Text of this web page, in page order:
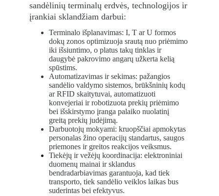
sandėlinių terminalų erdvės, technologijos ir
įrankiai sklandžiam darbui:
Terminalo išplanavimas: I, T ar U formos
dokų zonos optimizuoja srautą nuo priėmimo
iki išsiuntimo, o platus takų tinklas ir
daugybė pakrovimo angarų užkerta kelią
spūstims.
Automatizavimas ir sekimas: pažangios
sandėlio valdymo sistemos, brūkšninių kodų
ar RFID skaitytuvai, automatizuoti
konvejeriai ir robotizuota prekių priėmimo
bei išskirstymo įranga palaiko nuolatinį
greitą prekių judėjimą.
Darbuotojų mokyami: kruopščiai apmokytas
personalas žino operacijų standartus, saugos
priemones ir greitos reakcijos veiksmus.
Tiekėjų ir vežėjų koordinacija: elektroniniai
duomenų mainai ir sklandus
bendradarbiavimas garantuoja, kad tiek
transporto, tiek sandėlio veiklos laikas bus
suderintas bei efektyvus.